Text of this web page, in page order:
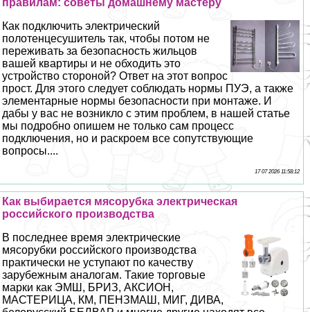
Как подключить электрический
полотенцесушитель так, чтобы потом не
переживать за безопасность жильцов
вашей квартиры и не обходить это
устройство стороной? Ответ на этот вопрос
прост. Для этого следует соблюдать нормы ПУЭ, а также
элементарные нормы безопасности при монтаже. И
дабы у вас не возникло с этим проблем, в нашей статье
мы подробно опишем не только сам процесс
подключения, но и раскроем все сопутствующие
вопросы....
17 07 2026 11:58:12
Как выбирается мясорубка электрическая
российского производства
В последнее время электрические
мясорубки российского производства
пpaктически не уступают по качеству
зарубежным аналогам. Такие торговые
марки как ЭМШ, БРИЗ, АКСИОН,
МАСТЕРИЦА, КМ, ПЕНЗМАШ, МИГ, ДИВА,